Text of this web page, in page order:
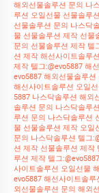
해외선물솔루션 문의 나
루션 오일선물 선물솔루
선물솔루션 문의 나스닥
물 선물솔루션 제작 선물
문의 선물솔루션 제작 텔
션 제작 해선사이트솔루
제작 텔그:@evo5887 해
evo5887 해외선물솔루
해선사이트솔루션 오일
5887 나스닥솔루션 해외
솔루션 문의 나스닥솔루
루션 문의 나스닥솔루션
물 선물솔루션 제작 오일
문의 나스닥솔루션 텔그
션 제작 선물솔루션 제작
루션 제작 텔그
사이트솔루션 오일선물
evo5887 해선사이트솔
외선물솔루션 문의 해외